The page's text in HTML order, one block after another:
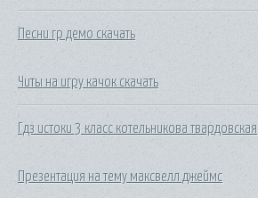
Песни гр демо скачать
Читы на игру качок скачать
Гдз истоки 3 класс котельникова твардовская
Презентация на тему максвелл джеймс